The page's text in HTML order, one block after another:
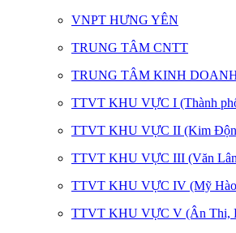
VNPT HƯNG YÊN
TRUNG TÂM CNTT
TRUNG TÂM KINH
TTVT KHU VỰC I (Thành
TTVT KHU VỰC II (Kim
TTVT KHU VỰC III (Văn
TTVT KHU VỰC IV (Mỹ
TTVT KHU VỰC V (Ân Thi,